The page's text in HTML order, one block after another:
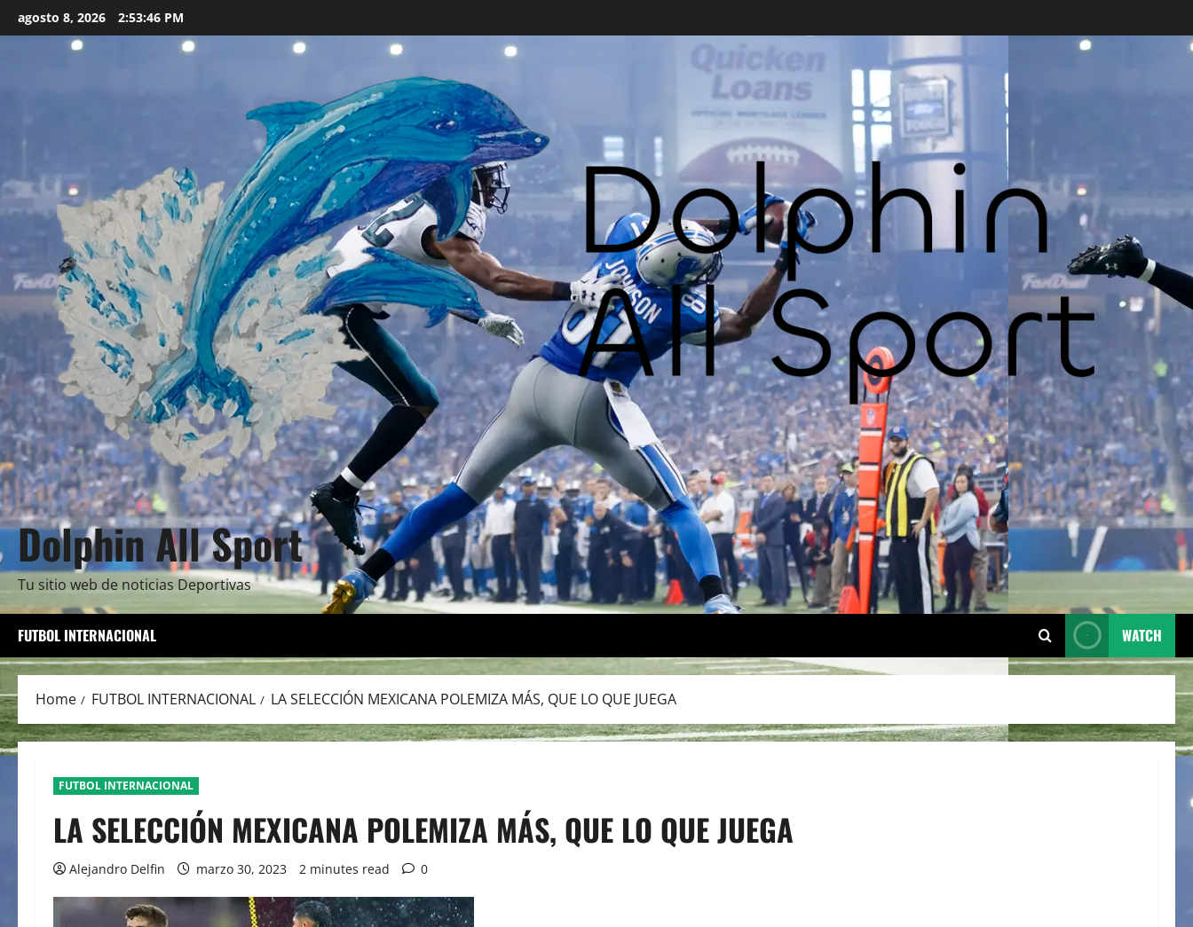
to
agosto 8, 2026 2:53:48 PM
Dolphin All Sport
Tu sitio web de noticias Deportivas
FUTBOL INTERNACIONAL WATCH
Home FUTBOL INTERNACIONAL LA SELECCIÓN MEXICANA POLEMIZA MÁS, QUE LO QUE JUEGA
FUTBOL INTERNACIONAL
LA SELECCIÓN MEXICANA POLEMIZA MÁS, QUE LO QUE JUEGA
Alejandro Delfin marzo 30, 2023 2 minutes read 0